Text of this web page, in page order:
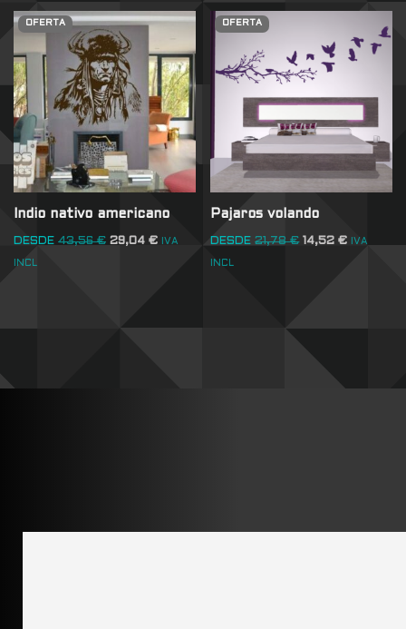
OFERTA
Indio nativo americano
DESDE 43,56€ 29,04 € IVA
INCL
OFERTA
Pajaros volando
DESDE 21,78€ 14,52€ IVA
INCL